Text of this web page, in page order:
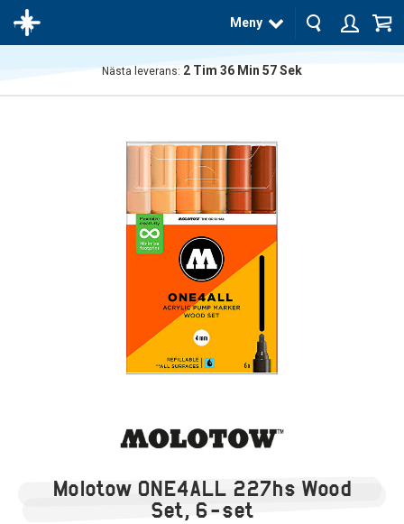
Meny
Nästa leverans: 2 Tim 36 Min 56Sek
Molotow ONE4ALL 227hs Wood
Set, 6-set